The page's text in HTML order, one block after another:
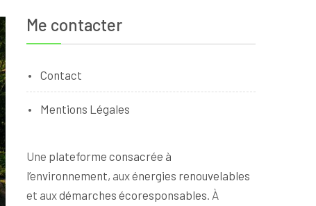
Me contacter
Contact
Mentions Légales
Une plateforme consacrée à
l’environnement, auxénergies renouvelables
et auxdémarches écoresponsables. À